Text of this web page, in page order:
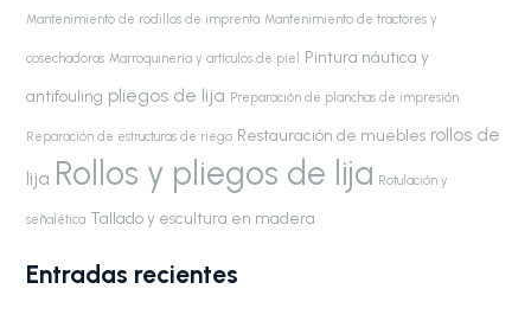
Mantenimiento de rodillos de imprenta Mantenimiento de tractores y
cosechadoras Marroquinería y artículos de piel Pintura náutica y
antifouling pliegos de lija Preparación de planchas de impresión
Reparación de estructuras de riego Restauración de muebles rollos de
lija Rollos y pliegos de lija Rotulación y
señalética Tallado y escultura en madera
Entradas recientes